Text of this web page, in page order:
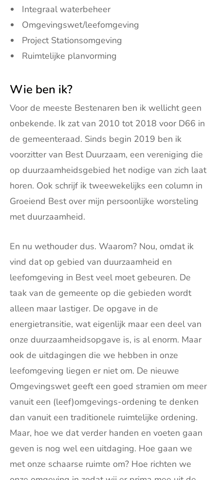
Integraal waterbeheer
Omgevingswet/leefomgeving
Project Stationsomgeving
Ruimtelijke planvorming
Wie ben ik?
Voor de meeste Bestenaren ben ik wellicht geen
onbekende. Ik zat van 2010 tot 2018 voor D66 in
de gemeenteraad. Sinds begin 2019 ben ik
voorzitter van Best Duurzaam, een vereniging die
op duurzaamheidsgebied het nodige van zich laat
horen. Ook schrijf ik tweewekelijks een column in
Groeiend Best over mijn persoonlijke worsteling
met duurzaamheid.
En nu wethouder dus. Waarom? Nou, omdat ik
vind dat op gebied van duurzaamheid en
leefomgeving in Best veel moet gebeuren. De
taak van de gemeente op die gebieden wordt
alleen maar lastiger. De opgave in de
energietransitie, wat eigenlijk maar een deel van
onze duurzaamheidsopgave is, is al enorm. Maar
ook de uitdagingen die we hebben in onze
leefomgeving liegen er niet om. De nieuwe
Omgevingswet geeft een goed stramien om meer
vanuit een (leef)omgevings-ordening te denken
dan vanuit een traditionele ruimtelijke ordening.
Maar, hoe we dat verder handen en voeten gaan
geven is nog wel een uitdaging. Hoe gaan we
met onze schaarse ruimte om? Hoe richten we